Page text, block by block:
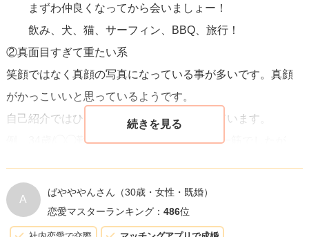
まずわ仲良くなってから会いましょー！
飲み、犬、猫、サーフィン、BBQ、旅行！
②真面目すぎて重たい系
笑顔ではなく真顔の写真になっている事が多いです。真顔
がかっこいいと思っているようです。
自己紹介ではひたすら自分の事ばかり話しています。
例。34歳/◯◯勤務 資格を取ってから仕事一筋でしたが、
ちたいと思い登録しました。趣味は昔から◯◯と△△で、
お付き合い後も続けていきたいのでご理解のある方でお願
いします。もちろん、相手の趣味にも合わせるので何でも
A
ばやややんさん （30歳・女性・既婚）
恋愛マスターランキング： 486位